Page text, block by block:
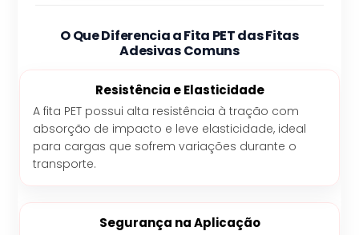
O Que Diferencia a Fita PET das Fitas
Adesivas Comuns
Resistência e Elasticidade
A fita PET possui alta resistência à tração com
absorção de impacto e leve elasticidade, ideal
para cargas que sofrem variações durante o
transporte.
Segurança na Aplicação